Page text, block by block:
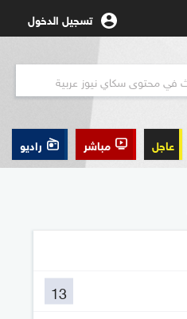
تسجيل الدخول
عاجل مباشر راديو
13